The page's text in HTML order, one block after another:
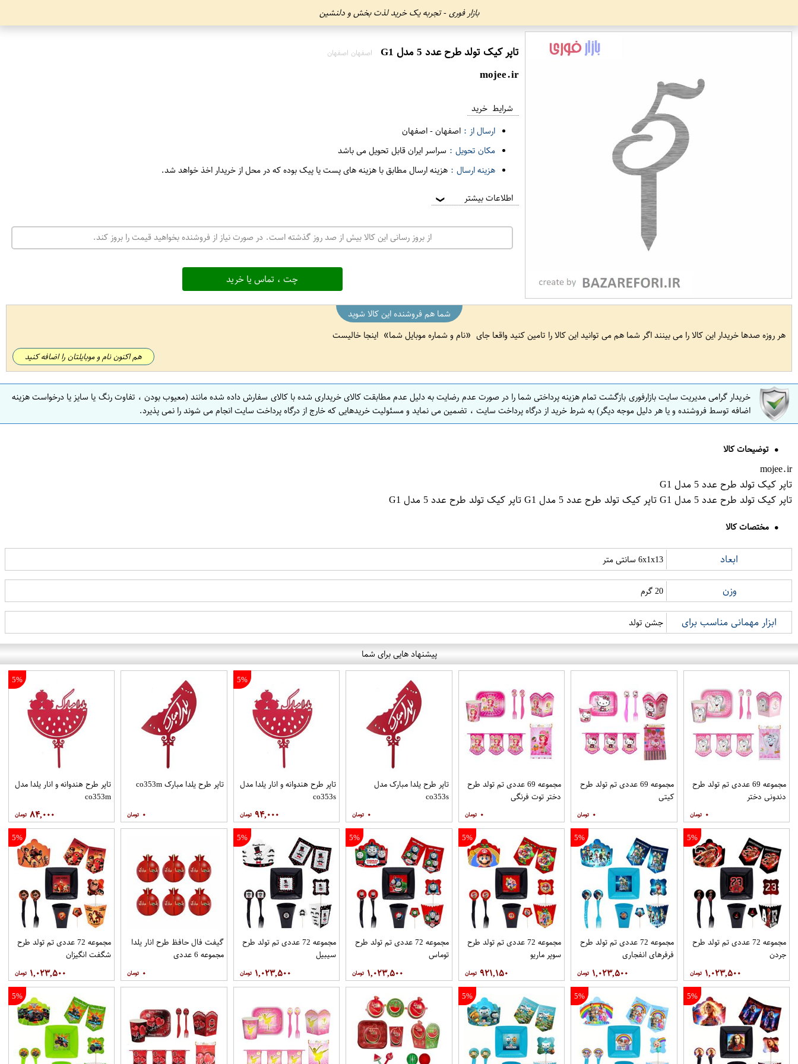
بازار فوری - تجربه یک خرید لذت بخش و دلنشین
تاپر کیک تولد طرح عدد 5 مدل G1 اصفهان اصفهان
mojee.ir
شرایط خرید
ارسال از : اصفهان-اصفهان
مکان تحویل : سراسر ایران قابل تحویل می باشد
هزینه ارسال : هزینه ارسال مطابق با هزینه های پست یا پیک بوده که در محل از خریدار اخذ خواهد شد.
اطلاعات بیشتر ❯
از بروز رسانی این کالا بیش از صد روز گذشته است. در صورت نیاز از فروشنده بخواهید قیمت را بروز کند.
چت ، تماس یا خرید
شما هم فروشنده این کالا شوید
هر روزه صدها خریدار این کالا را می بینند اگر شما هم می توانید این کالا را تامین کنید واقعا جای
نام و شماره موبایل شما اینجا خالیست
هم اکنون نام و موبایلتان را اضافه کنید
خریدار گرامی مدیریت سایت بازارفوری بازگشت تمام هزینه پرداختی شما را در صورت عدم رضایت به دلیل عدم مطابقت کالای خریداری شده با کالای سفارش داده شده مانند (معیوب بودن ، تفاوت رنگ یا سایز یا درخواست هزینه
اضافه توسط فروشنده و یا هر دلیل موجه دیگر) به شرط خرید از درگاه پرداخت سایت ، تضمین می نماید و مسئولیت خریدهایی که خارج از درگاه پرداخت سایت انجام می شوند را نمی پذیرد.
توضیحات کالا
mojee.ir
تاپر کیک تولد طرح عدد 5 مدل G1
تاپر کیک تولد طرح عدد 5 مدل G1 تاپر کیک تولد طرح عدد 5 مدل G1 تاپر کیک تولد طرح عدد 5 مدل G1
مختصات کالا
ابعاد 6x1x13 سانتی متر
وزن 20 گرم
ابزار مهمانی مناسب برای جشن تولد
پیشنهاد هایی برای شما
مجموعه 69 عددی تم تولد طرح
دندونی دختر
۰
مجموعه 69 عددی تم تولد طرح
کیتی
۰
مجموعه 69 عددی تم تولد طرح
دختر توت فرنگی
۰
تاپر طرح یلدا مبارک مدل
co353s
۰
5%
تاپر طرح هندوانه و انار یلدا مدل
co353s
۹۴,۰۰۰
تاپر طرح یلدا مبارک co353m
۰
5%
تاپر طرح هندوانه و انار یلدا مدل
co353m
۸۴,۰۰۰
5%
مجموعه 72 عددی تم تولد طرح
جردن
۱,۰۲۳,۵۰۰
5%
مجموعه 72 عددی تم تولد طرح
فرفرهای انفجاری
۱,۰۲۳,۵۰۰
5%
مجموعه 72 عددی تم تولد طرح
سوپر ماریو
۹۲۱,۱۵۰
5%
مجموعه 72 عددی تم تولد طرح
توماس
۱,۰۲۳,۵۰۰
5%
مجموعه 72 عددی تم تولد طرح
سیبیل
۱,۰۲۳,۵۰۰
گیفت فال حافظ طرح انار یلدا
مجموعه 6 عددی
۰
5%
مجموعه 72 عددی تم تولد طرح
شگفت انگیزان
۱,۰۲۳,۵۰۰
5%
5%
5%
5%